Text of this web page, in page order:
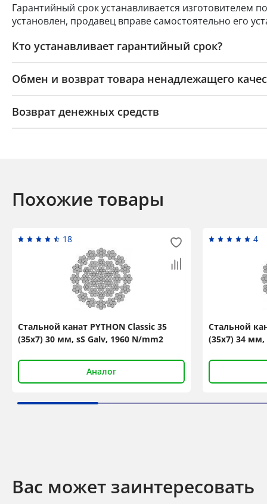
Гарантийный срок устанавливается изготовителем
установлен, продавец вправе самостоятельно его
Кто устанавливает гарантийный срок?
Обмен и возврат товара ненадлежащего
Возврат денежных средств
Похожие товары
18
Стальной канат PYTHON Classic 35
(35x7) 30 мм, sS Galv, 1960 N/mm2
Аналог
4
Стальной
(35x7) 34 мм,
Вас может заинтересовать